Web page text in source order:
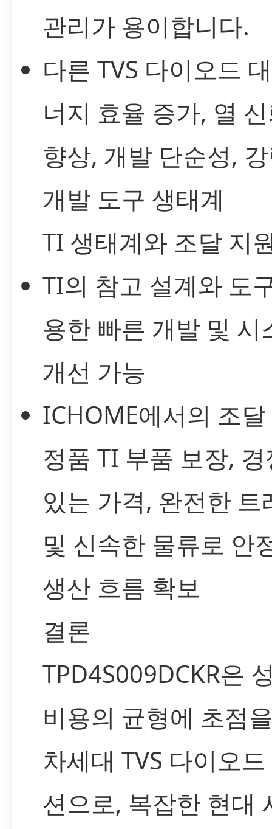
관리가 용이합니다.
다른 TVS 다이오드
너지 효율 증가, 열
향상, 개발 단순성,
개발 도구 생태계
TI 생태계와 조달 지
TI의 참고 설계와 도
용한 빠른 개발 및 시
개선 가능
ICHOME에서의 조
정품 TI 부품 보장,
있는 가격, 완전한 트
및 신속한 물류로 안
생산 흐름 확보
결론
TPD4S009DCKR은
비용의 균형에 초점
차세대 TVS 다이오
션으로, 복잡한 현대